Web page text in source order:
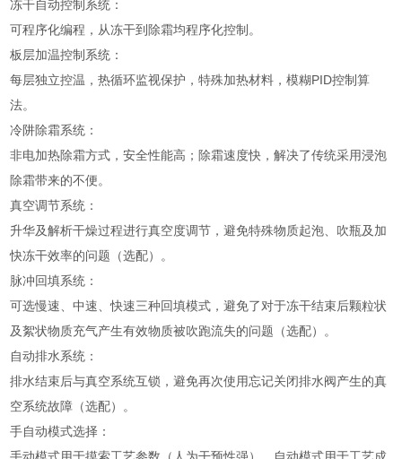
冻干自动控制系统：
可程序化编程，从冻干到除霜均程序化控制。
板层加温控制系统：
每层独立控温，热循环监视保护，特殊加热材料，模糊PID控制算
法。
冷阱除霜系统：
非电加热除霜方式，安全性能高；除霜速度快，解决了传统采用浸泡
除霜带来的不便。
真空调节系统：
升华及解析干燥过程进行真空度调节，避免特殊物质起泡、吹瓶及加
快冻干效率的问题（选配）。
脉冲回填系统：
可选慢速、中速、快速三种回填模式，避免了对于冻干结束后颗粒状
及絮状物质充气产生有效物质被吹跑流失的问题（选配）。
自动排水系统：
排水结束后与真空系统互锁，避免再次使用忘记关闭排水阀产生的真
空系统故障（选配）。
手自动模式选择：